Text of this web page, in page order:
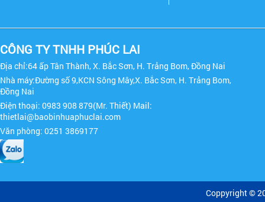
CÔNG TY TNHH PHÚC LAI
Địa chỉ:64 ấp Tân Thành, X. Bắc Sơn, H. Trảng Bom, Đồng Nai
Nhà máy:Đường số 9,KCN Sông Mây,X. Bắc Sơn, H. Trảng Bom,
Đồng Nai
Điện thoại: 0983 908 879(Mr. Thiết) Mail:
thietlai@baobinhuaphuclai.com
Văn phòng: 0251 3869177
Coppyright ©